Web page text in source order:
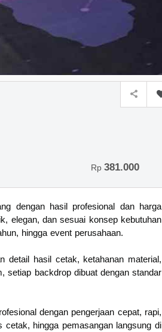
Rp 381.000
dengan hasil profesional dan harga
elegan, dan sesuai konsep kebutuhan
hingga event perusahaan.
detail hasil cetak, ketahanan material,
setiap backdrop dibuat dengan standar
dengan pengerjaan cepat, rapi,
hingga pemasangan langsung di